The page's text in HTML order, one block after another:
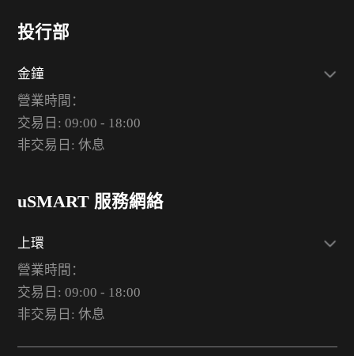
投行部
金鐘
營業時間：
交易日: 09:00 - 18:00
非交易日: 休息
uSMART 服務網絡
上環
營業時間：
交易日: 09:00 - 18:00
非交易日: 休息